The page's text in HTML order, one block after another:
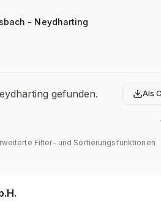
- Neydharting
gefunden. Als
Filter- und Sortierungsfunktionen